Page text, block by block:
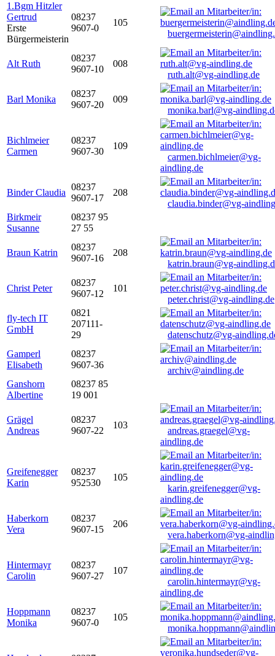
1.Bgm Hitzler
Gertrud
Erste
Bürgermeisterin
08237
9607-0
105
Alt Ruth
08237
9607-10
008
ruth.alt@vg-aindling.de
Barl Monika
08237
9607-20
009
monika.barl@vg-
Bichlmeier
Carmen
08237
9607-30
109
carmen.bichlmeier@vg-
aindling.de
Binder Claudia
08237
9607-17
208
claudia.binder@vg-
Birkmeir
Susanne
08237 95
27 55
Braun Katrin
08237
9607-16
208
katrin.braun@vg-
Christ Peter
08237
9607-12
101
peter.christ@vg-aindling.de
fly-tech IT
GmbH
0821
207111-
29
datenschutz@vg-
Gamperl
Elisabeth
08237
9607-36
archiv@aindling.de
Ganshorn
Albertine
08237 85
19 001
Grägel
Andreas
08237
9607-22
103
andreas.graegel@vg-
aindling.de
Greifenegger
Karin
08237
952530
105
karin.greifenegger@vg-
aindling.de
Haberkorn
Vera
08237
9607-15
206
vera.haberkorn@vg-
Hintermayr
Carolin
08237
9607-27
107
carolin.hintermayr@vg-
aindling.de
Hoppmann
Monika
08237
9607-0
105